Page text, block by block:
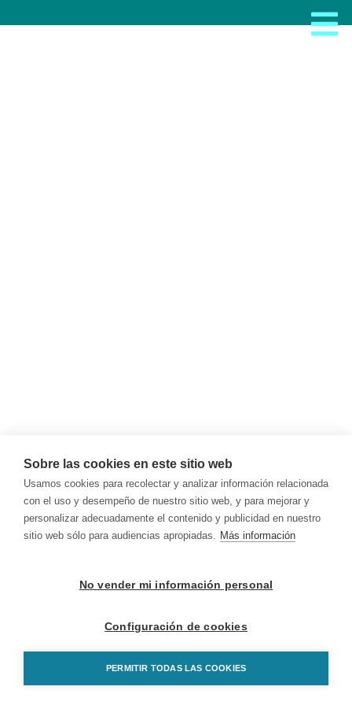
Sobre las cookies en este sitio web
Usamos cookies para recolectar y analizar información relacionada
con el uso y desempeño de nuestro sitio web, y para mejorar y
personalizar adecuadamente el contenido y publicidad en nuestro
sitio web sólo para audiencias apropiadas. Más información
No vender mi información personal
Configuración de cookies
PERMITIR TODAS LAS COOKIES